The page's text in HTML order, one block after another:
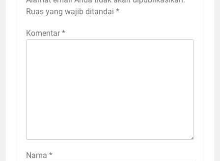
Ruas yang wajib ditandai *
Komentar *
Nama *